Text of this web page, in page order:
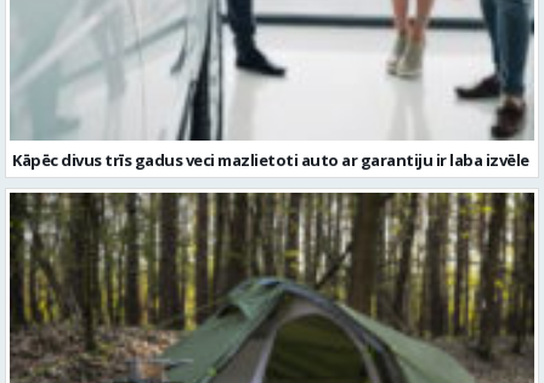
Kāpēc divus trīs gadus veci mazlietoti auto ar garantiju ir laba izvēle